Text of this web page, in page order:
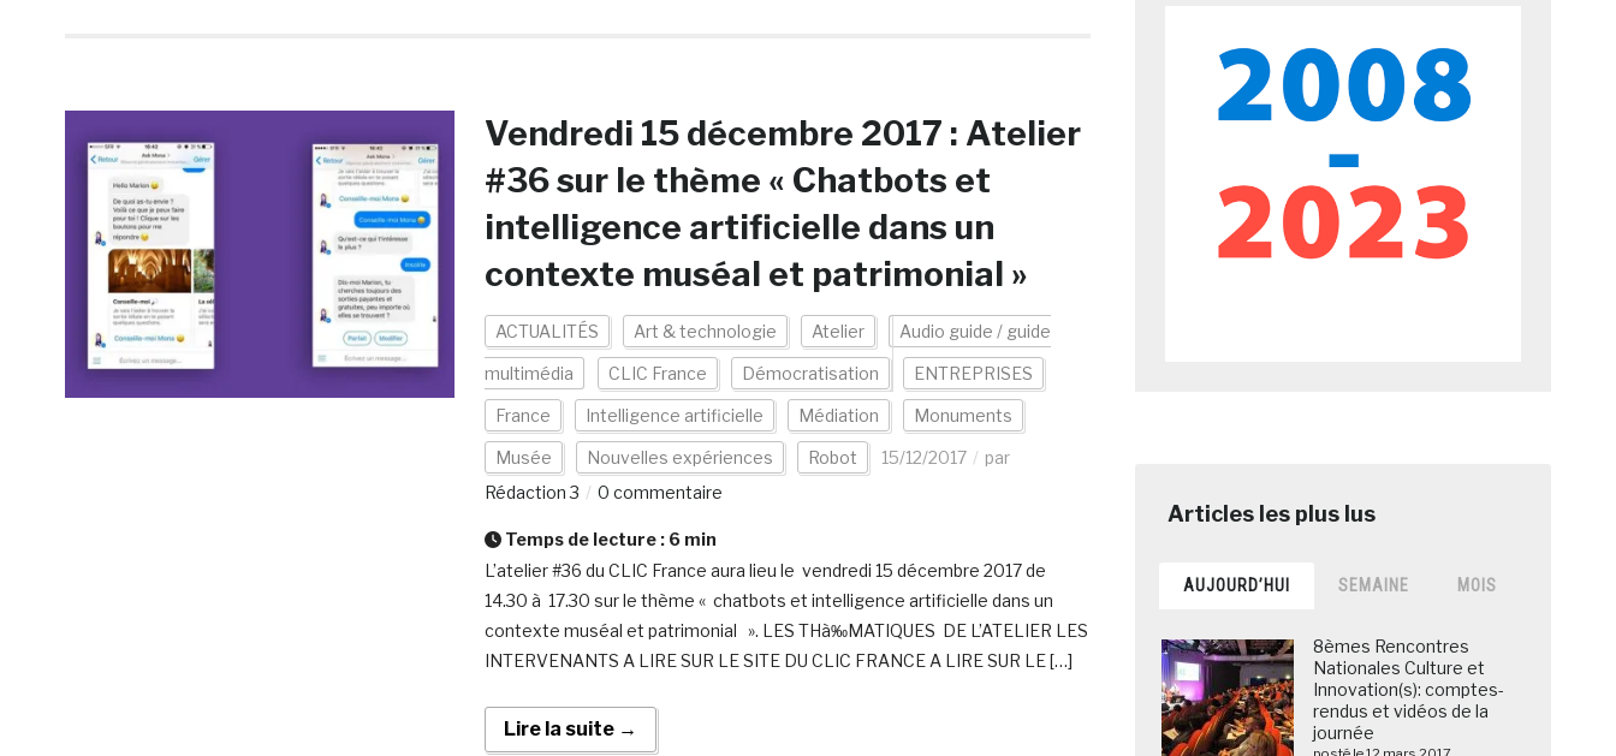
Vendredi 15 décembre 2017 : Atelier
#36 sur le thème « Chatbots et
intelligence artificielle dans un
contexte muséal et patrimonial »
ACTUALITÉS Art & technologie Atelier Audio guide / guide
multimédia CLIC France Démocratisation ENTREPRISES
France Intelligence artificielle Médiation Monuments
Musée Nouvelles expériences Robot 15/12/2017
par
Rédaction 3
0 commentaire
Temps de lecture : 6 min
L’atelier #36 du CLIC France aura lieu le vendredi 15 décembre 2017 de
14.30 à 17.30 sur le thème « chatbots et intelligence artificielle dans un
contexte muséal et patrimonial ». LES THà‰MATIQUES DE L’ATELIER LES
INTERVENANTS A LIRE SUR LE SITE DU CLIC FRANCE A LIRE SUR LE […]
Lire la suite →
AUJOURD’HUI SEMAINE MOIS
8èmes Rencontres
Nationales Culture et
Innovation(s): comptes-
rendus et vidéos de la
journée